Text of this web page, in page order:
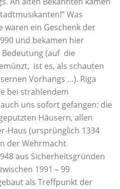
Was
waren ein Geschenk der
und bekamen hier
(auf die
ist es, als schauten
Vorhangs …). Riga
bei strahlendem
uns sofort gefangen: die
Häusern, allen
Haus (ursprünglich 1334
der Wehrmacht
aus Sicherheitsgründen
1991 – 99
als Treffpunkt der